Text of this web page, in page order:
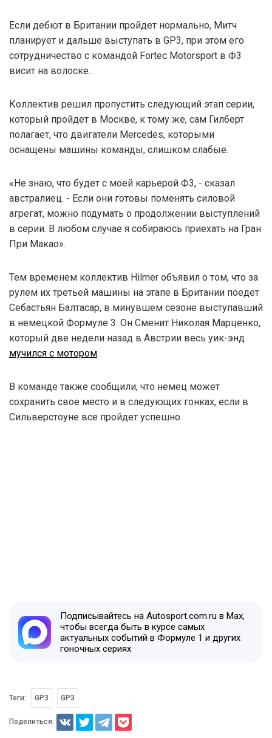
Если дебют в Британии пройдет нормально, Митч
планирует и дальше выступать в GP3, при этом его
сотрудничество с командой Fortec Motorsport в Ф3
висит на волоске.
Коллектив решил пропустить следующий этап серии,
который пройдет в Москве, к тому же, сам Гилберт
полагает, что двигатели Mercedes, которыми
оснащены машины команды, слишком слабые.
«Не знаю, что будет с моей карьерой Ф3, - сказал
австралиец. - Если они готовы поменять силовой
агрегат, можно подумать о продолжении выступлений
в серии. В любом случае я собираюсь приехать на Гран
При Макао».
Тем временем коллектив Hilmer объявил о том, что за
рулем их третьей машины на этапе в Британии поедет
Себастьян Балтасар, в минувшем сезоне выступавший
в немецкой Формуле 3. Он Сменит Николая Марценко,
который две недели назад в Австрии весь уик-энд
мучился с мотором.
В команде также сообщили, что немец может
сохранить свое место и в следующих гонках, если в
Сильверстоуне все пройдет успешно.
Подписывайтесь на Autosport.com.ru в Max,
чтобы всегда быть в курсе самых
актуальных событий в Формуле 1 и других
гоночных сериях
Теги: GP3 GP3
Поделиться: